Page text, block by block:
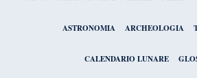
ASTRONOMIA ARCHEOLOGIA
CALENDARIO LUNARE